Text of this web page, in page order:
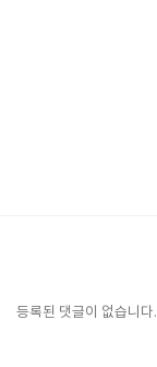
등록된 댓글이 없습니다.